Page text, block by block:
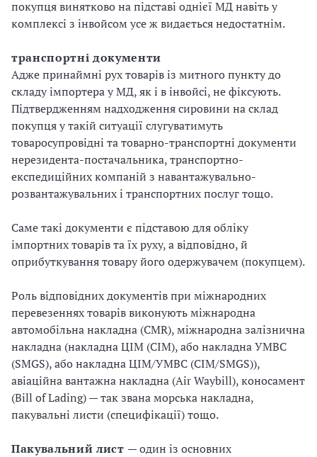
покупця винятково на підставі однієї МД навіть у
комплексі з інвойсом усе ж видається недостатнім.
транспортні документи
Адже принаймні рух товарів із митного пункту до
складу імпортера у МД, як і в інвойсі, не фіксують.
Підтвердженням надходження сировини на склад
покупця у такій ситуації слугуватимуть
товаросупровідні та товарно-транспортні документи
нерезидента-постачальника, транспортно-
експедиційних компаній з навантажувально-
розвантажувальних і транспортних послуг тощо.
Саме такі документи є підставою для обліку
імпортних товарів та їх руху, а відповідно, й
оприбуткування товару його одержувачем (покупцем).
Роль відповідних документів при міжнародних
перевезеннях товарів виконують міжнародна
автомобільна накладна (CMR), міжнародна залізнична
накладна (накладна ЦІМ (СІМ), або накладна УМВС
(SMGS), або накладна ЦІМ/УМВС (CIM/SMGS)),
авiацiйна вантажна накладна (Air Waybill), коносамент
(Bill of Lading) — так звана морська накладна,
пакувальні листи (специфікації) тощо.
Пакувальний лист — один із основних